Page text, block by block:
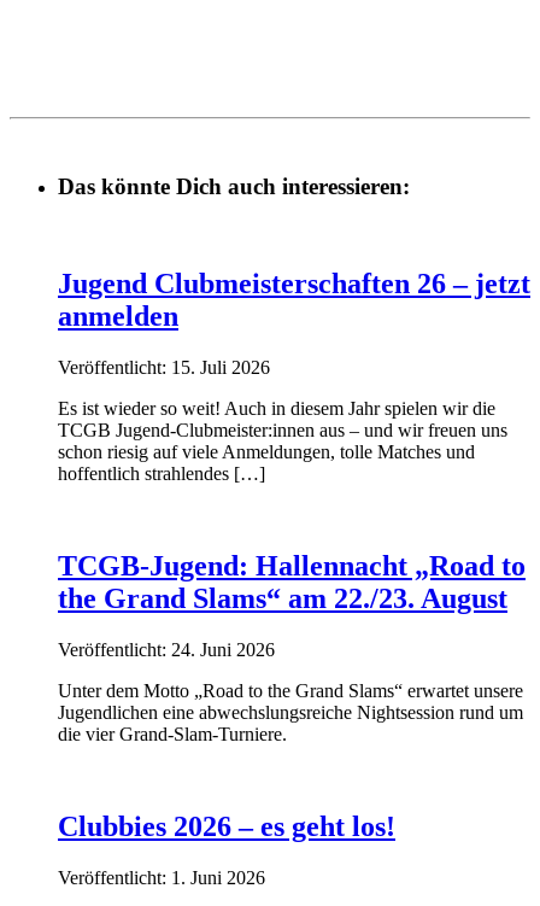
Das könnte Dich auch interessieren:
Jugend Clubmeisterschaften 26 – jetzt
anmelden
Veröffentlicht: 15. Juli 2026
Es ist wieder so weit! Auch in diesem Jahr spielen wir die
TCGB Jugend-Clubmeister:innen aus – und wir freuen uns
schon riesig auf viele Anmeldungen, tolle Matches und
hoffentlich strahlendes […]
TCGB-Jugend: Hallennacht „Road to
the Grand Slams“ am 22./23. August
Veröffentlicht: 24. Juni 2026
Unter dem Motto „Road to the Grand Slams“ erwartet unsere
Jugendlichen eine abwechslungsreiche Nightsession rund um
die vier Grand-Slam-Turniere.
Clubbies 2026 – es geht los!
Veröffentlicht: 1. Juni 2026